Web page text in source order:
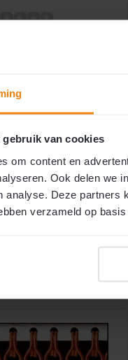
gebruik van cookies
om content en
Ook delen we
analyse. Deze partners
verzameld op
slierten per meter
motief
aluminium
binnen & buiten
maat gemaakt
Op voorraad